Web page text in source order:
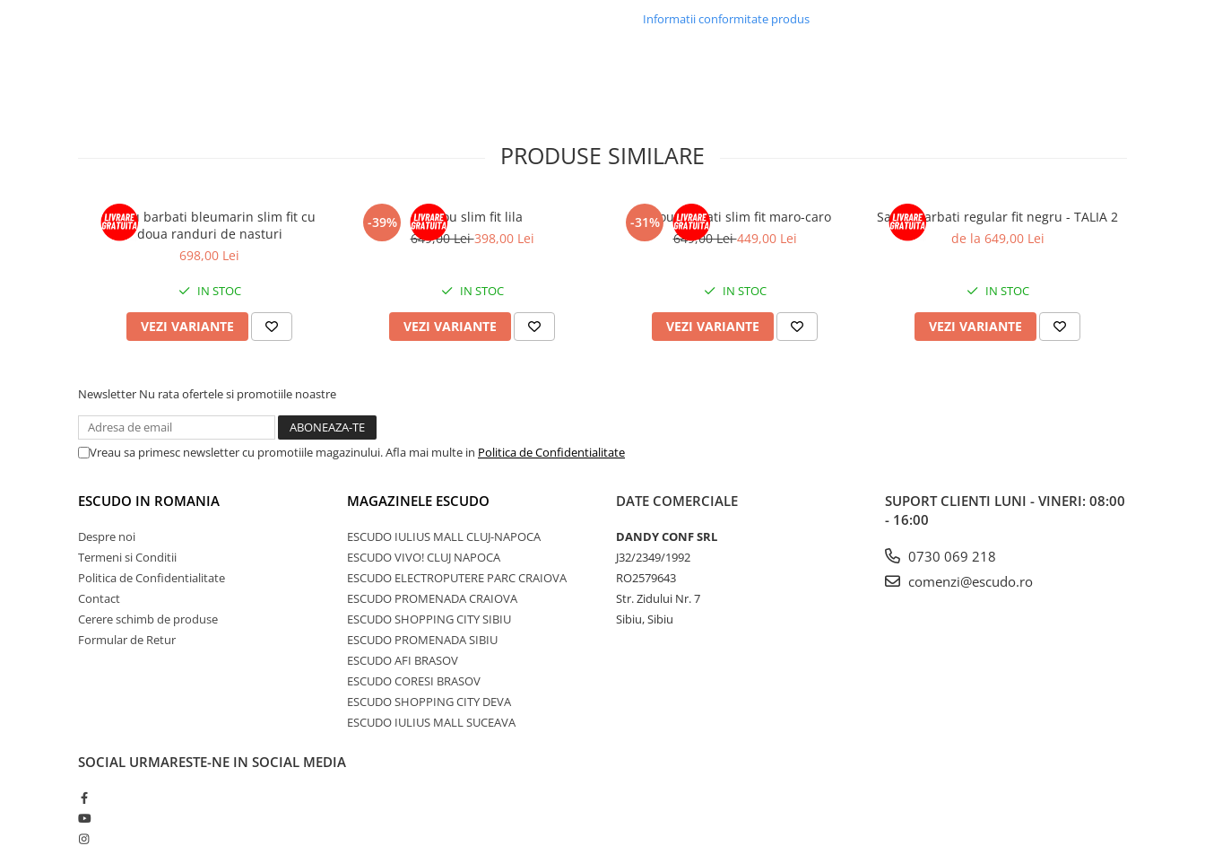
Informatii conformitate produs
PRODUSE SIMILARE
Sacou barbati bleumarin slim fit cu
doua randuri de nasturi
698,00 Lei
IN STOC
VEZI VARIANTE
-39%
Sacou slim fit lila
649,00 Lei398,00 Lei
IN STOC
VEZI VARIANTE
-31%
Sacou barbati slim fit maro-caro
649,00 Lei449,00 Lei
IN STOC
VEZI VARIANTE
Sacou barbati regular fit negru - TALIA 2
de la 649,00 Lei
IN STOC
VEZI VARIANTE
Newsletter Nu rata ofertele si promotiile noastre
Vreau sa primesc newsletter cu promotiile magazinului. Afla mai multe in Politica de Confidentialitate
ESCUDO IN ROMANIA
Despre noi
Termeni si Conditii
Politica de Confidentialitate
Contact
Cerere schimb de produse
Formular de Retur
MAGAZINELE ESCUDO
ESCUDO IULIUS MALL CLUJ-NAPOCA
ESCUDO VIVO! CLUJ NAPOCA
ESCUDO ELECTROPUTERE PARC CRAIOVA
ESCUDO PROMENADA CRAIOVA
ESCUDO SHOPPING CITY SIBIU
ESCUDO PROMENADA SIBIU
ESCUDO AFI BRASOV
ESCUDO CORESI BRASOV
ESCUDO SHOPPING CITY DEVA
ESCUDO IULIUS MALL SUCEAVA
DATE COMERCIALE
DANDY CONF SRL
J32/2349/1992
RO2579643
Str. Zidului Nr. 7
Sibiu, Sibiu
SUPORT CLIENTI LUNI - VINERI: 08:00
- 16:00
0730 069 218
comenzi@escudo.ro
SOCIAL URMARESTE-NE IN SOCIAL MEDIA